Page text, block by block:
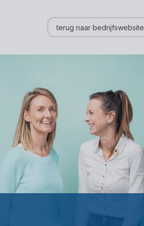
terug naar bedrijfswebsite